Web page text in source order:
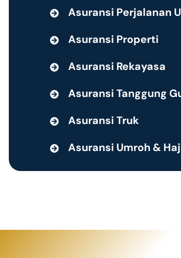
Asuransi Perjalanan
Asuransi Properti
Asuransi Rekayasa
Asuransi Tanggung
Asuransi Truk
Asuransi Umroh &